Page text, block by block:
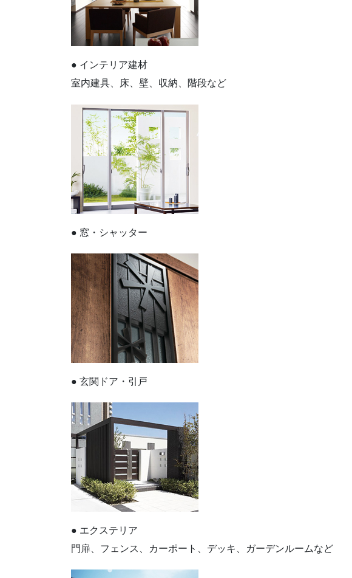
● インテリア建材
室内建具、床、壁、収納、階段など
● 窓・シャッター
● 玄関ドア・引戸
● エクステリア
門扉、フェンス、カーポート、デッキ、ガーデンルームなど